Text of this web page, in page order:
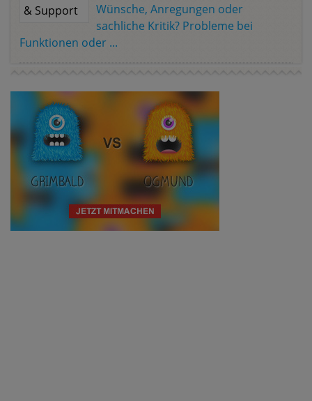
Wünsche, Anregungen oder
sachliche Kritik? Probleme bei
Funktionen oder ...